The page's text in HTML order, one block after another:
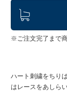
※ご注文完了まで
ハート刺繍をちり
はレースをあしら